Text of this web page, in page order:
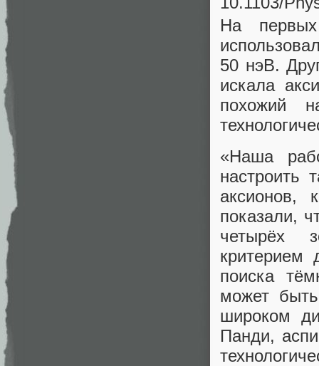
На
50 нэВ.
искала
похожий
«Наша
настроить
аксионов,
показали,
четырёх
критерием
поиска
может
широком
Панди,